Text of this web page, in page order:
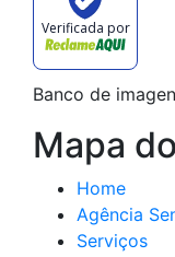
Verificada por
Banco de
Mapa
Home
Agência
Serviços